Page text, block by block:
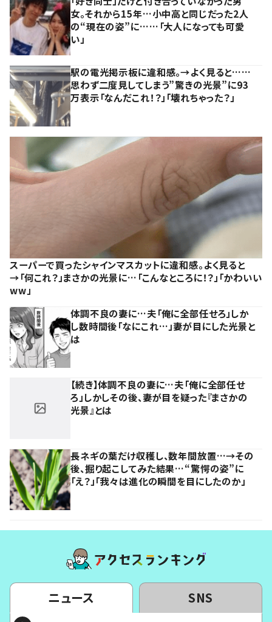
女。それから15年…小中高と同じだった2人
の“現在の姿”に……「大人になっても可愛
い」
駅の電光掲示板に違和感。→よく見ると……
思わず二度見してしまう”驚きの光景”に93
万表示「なんだこれ！？」「壊れちゃった？」
スーパーで買ったシャインマスカットに違和感。よく見ると
→「何これ？」まさかの光景に…「こんなところに！？」「かわいい
ww」
体調不良の妻に…夫「俺に全部任せろ」しか
し数時間後「なにこれ…」妻が目にした光景と
は
【続き】体調不良の妻に…夫「俺に全部任せ
ろ」しかしその後、妻が目を疑った『まさかの
光景』とは
長ネギの葉だけ収穫し、数年間放置…→その
後、掘り起こしてみた結果…“驚愕の姿”に
「え？」「我々は進化の瞬間を目にしたのか」
ニュース SNS